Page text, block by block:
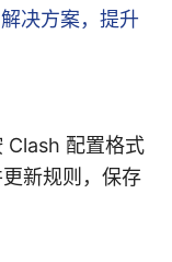
决方案，提升
Clash 配置格式
新规则，保存